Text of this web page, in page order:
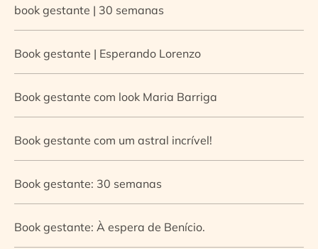
book gestante | 30 semanas
Book gestante | Esperando Lorenzo
Book gestante com look Maria Barriga
Book gestante com um astral incrível!
Book gestante: 30 semanas
Book gestante: À espera de Benício.